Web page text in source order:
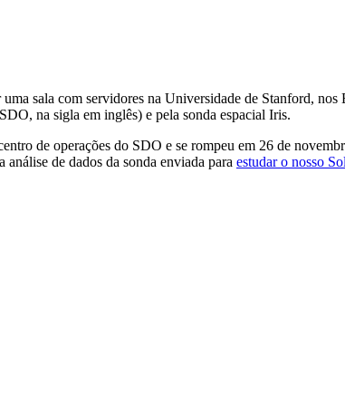
sala com servidores na Universidade de Stanford, nos
na sigla em inglês) e pela sonda espacial Iris.
de operações do SDO e se rompeu em 26 de
análise de dados da sonda enviada para estudar o nosso Sol